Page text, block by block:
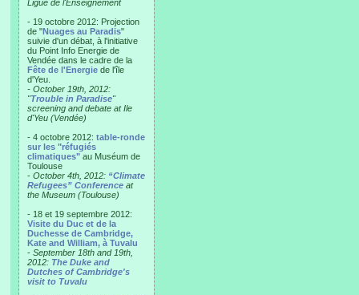
Ligue de l'Enseignement
- 19 octobre 2012: Projection
de "Nuages au Paradis"
suivie d'un débat, à l'initiative
du Point Info Energie de
Vendée dans le cadre de la
Fête de l'Energie de l'île
d'Yeu.
- October 19th, 2012:
"Trouble in Paradise"
screening and debate at Ile
d'Yeu (Vendée)
- 4 octobre 2012: table-ronde
sur les "réfugiés
climatiques" au Muséum de
Toulouse
- October 4th, 2012: “Climate
Refugees” Conference at
the Museum (Toulouse)
- 18 et 19 septembre 2012:
Visite du Duc et de la
Duchesse de Cambridge,
Kate and William, à Tuvalu
- September 18th and 19th,
2012: The Duke and
Dutches of Cambridge's
visit to Tuvalu